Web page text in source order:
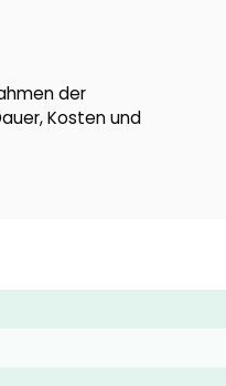
der
Kosten und